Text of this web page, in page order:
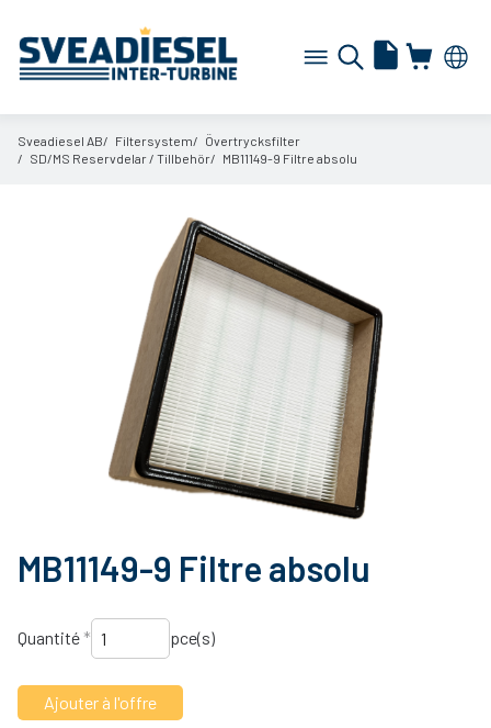
Sveadiesel AB Filtersystem
Övertrycksfilter
SD/MS Reservdelar / Tillbehör MB11149-9 Filtre absolu
MB11149-9 Filtre absolu
Quantité* pce(s)